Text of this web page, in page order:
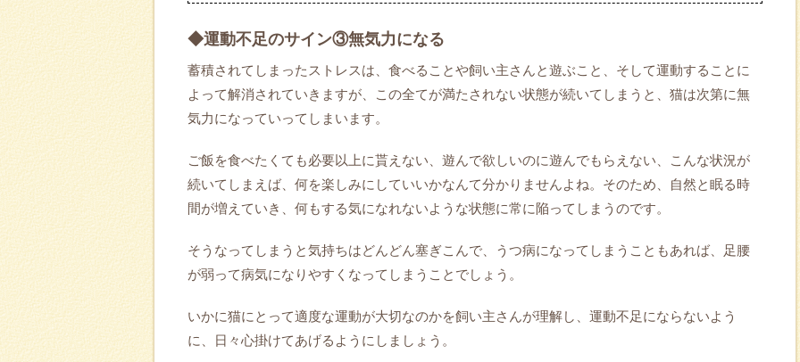
◆運動不足のサイン③無気力になる
蓄積されてしまったストレスは、食べることや飼い主さんと遊ぶこと、そして運動することに
よって解消されていきますが、この全てが満たされない状態が続いてしまうと、猫は次第に無
気力になっていってしまいます。
ご飯を食べたくても必要以上に貰えない、遊んで欲しいのに遊んでもらえない、こんな状況が
続いてしまえば、何を楽しみにしていいかなんて分かりませんよね。そのため、自然と眠る時
間が増えていき、何もする気になれないような状態に常に陥ってしまうのです。
そうなってしまうと気持ちはどんどん塞ぎこんで、うつ病になってしまうこともあれば、足腰
が弱って病気になりやすくなってしまうことでしょう。
いかに猫にとって適度な運動が大切なのかを飼い主さんが理解し、運動不足にならないよう
に、日々心掛けてあげるようにしましょう。